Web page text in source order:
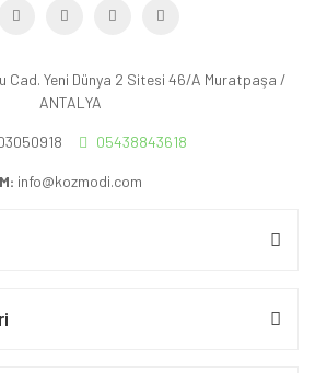
Cad. Yeni Dünya 2 Sitesi 46/A Muratpaşa /
ANTALYA
05438843618
M: info@kozmodi.com